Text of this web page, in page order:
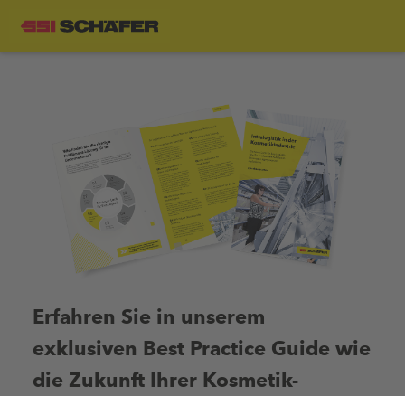
Erfahren Sie in unserem
exklusiven Best Practice Guide wie
die Zukunft Ihrer Kosmetik-